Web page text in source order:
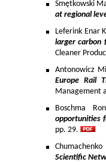
Smętkowski
at regional
Leferink Enar
larger carbon
Cleaner
Antonowicz
Europe Rail
Management
Boschma
opportunities
pp. 29.
Scientific